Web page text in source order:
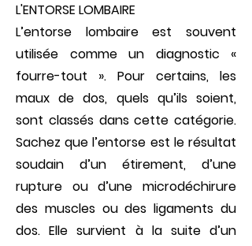
L'ENTORSE LOMBAIRE
L’entorse lombaire est souvent
utilisée comme un diagnostic «
fourre-tout ». Pour certains, les
maux de dos, quels qu’ils soient,
sont classés dans cette caté­gorie.
Sachez que l’entorse est le résultat
soudain d’un étirement, d’une
rupture ou d’une microdéchirure
des muscles ou des ligaments du
dos. Elle survient à la suite d’un